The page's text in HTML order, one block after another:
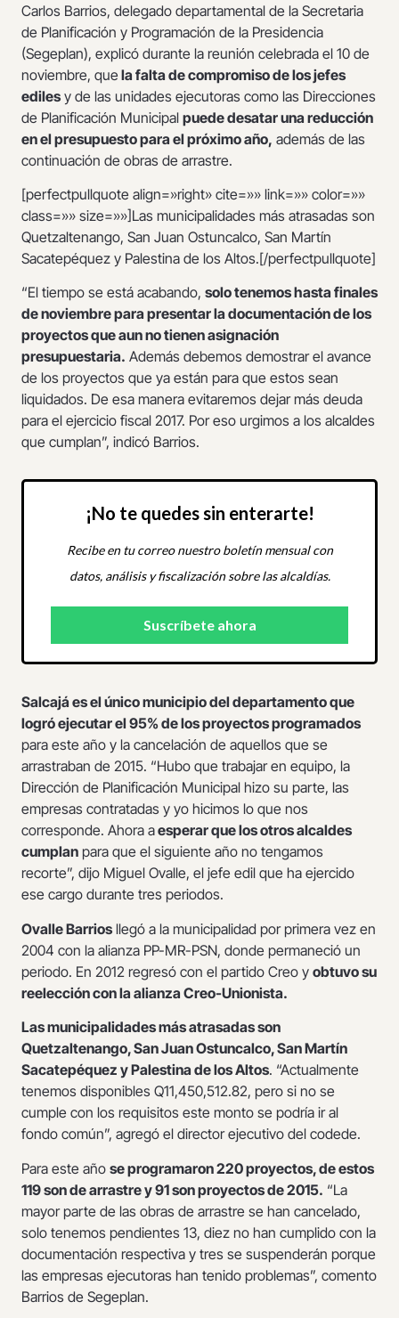
Carlos Barrios, delegado departamental de la Secretaria
de Planificación y Programación de la Presidencia
(Segeplan), explicó durante la reunión celebrada el 10 de
noviembre, que la falta de compromiso de los jefes
ediles y de las unidades ejecutoras como las Direcciones
de Planificación Municipal puede desatar una reducción
en el presupuesto para el próximo año, además de las
continuación de obras de arrastre.
[perfectpullquote align=»right» cite=»» link=»» color=»»
class=»» size=»»]Las municipalidades más atrasadas son
Quetzaltenango, San Juan Ostuncalco, San Martín
Sacatepéquez y Palestina de los Altos.[/perfectpullquote]
“El tiempo se está acabando, solo tenemos hasta finales
de noviembre para presentar la documentación de los
proyectos que aun no tienen asignación
presupuestaria. Además debemos demostrar el avance
de los proyectos que ya están para que estos sean
liquidados. De esa manera evitaremos dejar más deuda
para el ejercicio fiscal 2017. Por eso urgimos a los alcaldes
que cumplan”, indicó Barrios.
¡No te quedes sin enterarte!
Recibe en tu correo nuestro boletín mensual con
datos, análisis y fiscalización sobre las alcaldías.
Salcajá es el único municipio del departamento que
logró ejecutar el 95% de los proyectos programados
para este año y la cancelación de aquellos que se
arrastraban de 2015. “Hubo que trabajar en equipo, la
Dirección de Planificación Municipal hizo su parte, las
empresas contratadas y yo hicimos lo que nos
corresponde. Ahora aesperar que los otros alcaldes
cumplan para que el siguiente año no tengamos
recorte”, dijo Miguel Ovalle, el jefe edil que ha ejercido
ese cargo durante tres periodos.
Ovalle Barrios llegó a la municipalidad por primera vez en
2004 con la alianza PP-MR-PSN, donde permaneció un
periodo. En 2012 regresó con el partido Creo y obtuvo su
reelección con la alianza Creo-Unionista.
Las municipalidades más atrasadas son
Quetzaltenango, San Juan Ostuncalco, San Martín
Sacatepéquez y Palestina de los Altos. “Actualmente
tenemos disponibles Q11,450,512.82, pero si no se
cumple con los requisitos este monto se podría ir al
fondo común”, agregó el director ejecutivo del codede.
Para este año se programaron 220 proyectos, de estos
119 son de arrastre y 91 son proyectos de 2015. “La
mayor parte de las obras de arrastre se han cancelado,
solo tenemos pendientes 13, diez no han cumplido con la
documentación respectiva y tres se suspenderán porque
las empresas ejecutoras han tenido problemas”, comento
Barrios de Segeplan.